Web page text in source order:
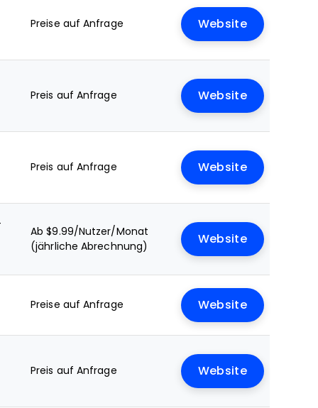
Preise auf Anfrage Website
Preis auf Anfrage Website
Preis auf Anfrage Website
Ab $9.99/Nutzer/Monat
(jährliche Abrechnung)
Website
Preise auf Anfrage Website
Preis auf Anfrage Website